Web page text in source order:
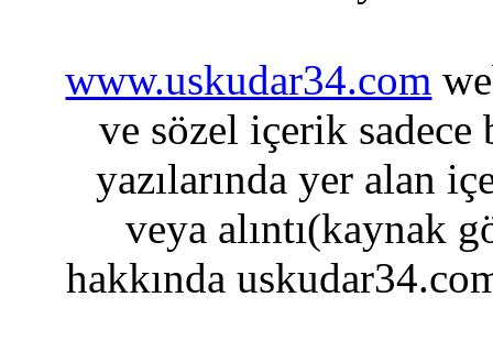
www.uskudar34.com
ve sözel içerik sadece
yazılarında yer alan
veya alıntı(kaynak
hakkında